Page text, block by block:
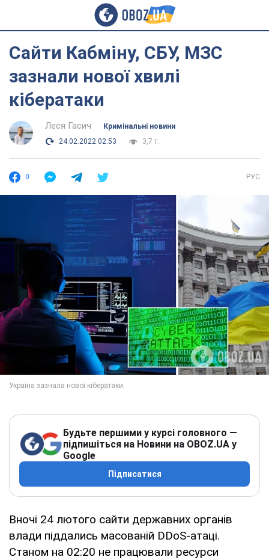
Сайти Кабміну, СБУ, МЗС
зазнали нової хвилі
кібератаки
Леся Гасич
Кримінальні новини
24.02.2022 02:53
3,7 т.
0 РУС
Будьте першими у курсі головного —
підпишіться на Новини на OBOZ.UA у
Google
Підписатися
Вночі 24 лютого сайти державних органів
влади піддались масованій DDoS-атаці.
Станом на 02:20 не працювали ресурси